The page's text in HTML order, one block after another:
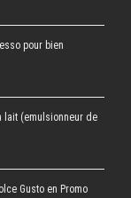
pour bien
lait (emulsionneur de
Gusto en Promo